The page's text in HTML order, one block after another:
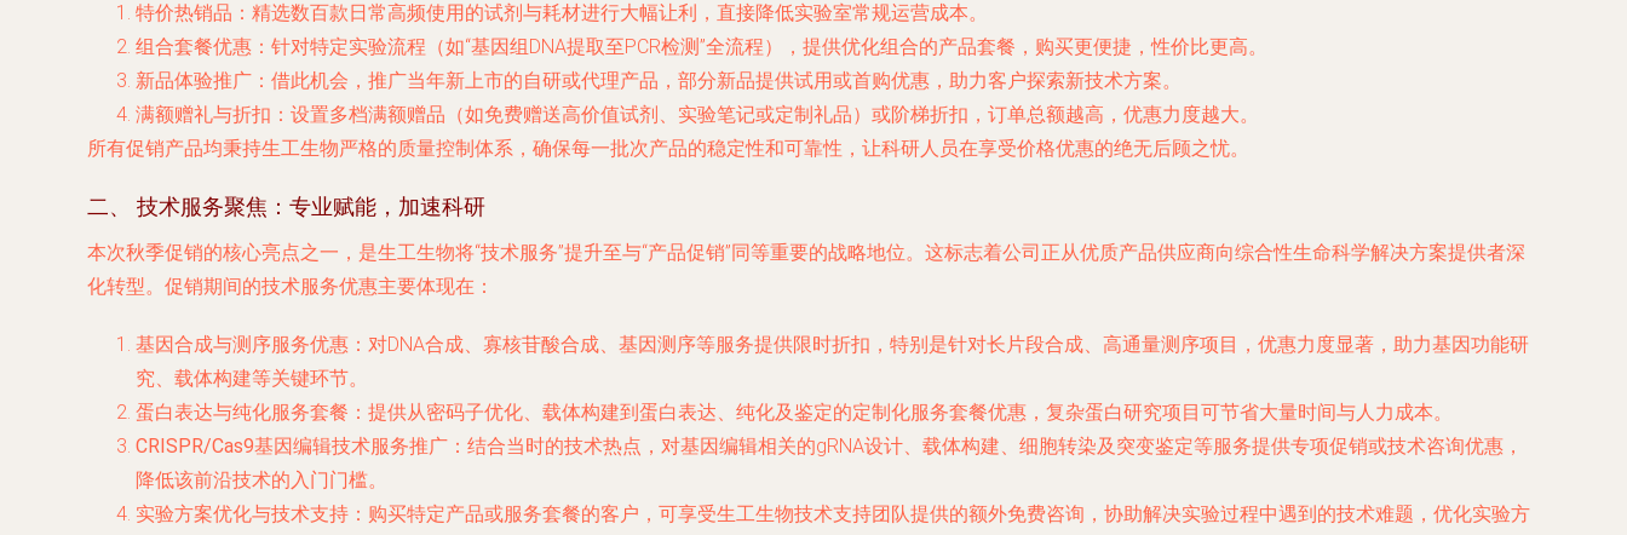
特价热销品 ：精选数百款日常高频使用的试剂与耗材进行大幅让利，直接降低实验室常规运营成本。
组合套餐优惠 ：针对特定实验流程（如“基因组DNA提取至PCR检测”全流程），提供优化组合的产品套餐，购买更便捷，性价比更高。
新品体验推广 ：借此机会，推广当年新上市的自研或代理产品，部分新品提供试用或首购优惠，助力客户探索新技术方案。
满额赠礼与折扣 ：设置多档满额赠品（如免费赠送高价值试剂、实验笔记或定制礼品）或阶梯折扣，订单总额越高，优惠力度越大。
所有促销产品均秉持生工生物严格的质量控制体系，确保每一批次产品的稳定性和可靠性，让科研人员在享受价格优惠的绝无后顾之忧。
二、 技术服务聚焦：专业赋能，加速科研
本次秋季促销的核心亮点之一，是生工生物将“技术服务”提升至与“产品促销”同等重要的战略地位。这标志着公司正从优质产品供应商向综合性生命科学解决方案提供者深
化转型。促销期间的技术服务优惠主要体现在：
基因合成与测序服务优惠 ：对DNA合成、寡核苷酸合成、基因测序等服务提供限时折扣，特别是针对长片段合成、高通量测序项目，优惠力度显著，助力基因功能研
究、载体构建等关键环节。
蛋白表达与纯化服务套餐 ：提供从密码子优化、载体构建到蛋白表达、纯化及鉴定的定制化服务套餐优惠，复杂蛋白研究项目可节省大量时间与人力成本。
CRISPR/Cas9基因编辑技术服务推广 ：结合当时的技术热点，对基因编辑相关的gRNA设计、载体构建、细胞转染及突变鉴定等服务提供专项促销或技术咨询优惠，
降低该前沿技术的入门门槛。
实验方案优化与技术支持 ：购买特定产品或服务套餐的客户，可享受生工生物技术支持团队提供的额外免费咨询，协助解决实验过程中遇到的技术难题，优化实验方